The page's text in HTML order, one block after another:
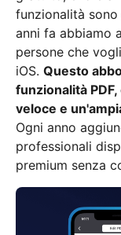
funzionalità
anni fa abbiamo
persone che
iOS. Questo
funzionalità
veloce e
Ogni anno
professionali
premium senza